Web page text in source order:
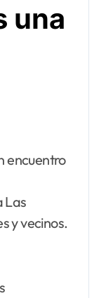
una
Las
y vecinos.